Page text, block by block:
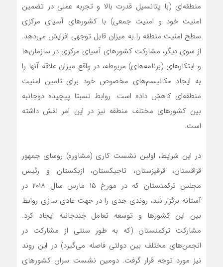
منطقه‌ای (با پتانسیل قدرت بالا و تجربه عملی در تضمین
امنیت خود و امنیت جمعی) با کشورهای آسیای مرکزی
سطح امنیت منطقه را به میزان قابل توجهی افزایش می‌دهد.
از سوی دیگر، مشارکت کشورهای آسیای مرکزی در سازمان‌ها
و ابتکارهای (برنامه‌های) مربوطه، در واقع میزان علاقه آنها را
به ایجاد مکانیسم‌های مخصوص خود برای تامین امنیت
منطقه‌ای کاهش داده است. روابط نسبتا پیچیده دوجانبه
بین کشورهای مختلف منطقه نیز در این امر نقش داشته
است.
در این شرایط، اولین نشست کاری (مشاوره) روسای جمهور
قزاقستان، قرقیزستان، تاجیکستان، ازبکستان و رئیس
مجلس ترکمنستان که در مورخ ۱۵ مارس سال ۲۰۱۸ در
آستانه برگزار شد، روندی جدی را در جهت عادی سازی روابط
بین این کشورها و توسعه تعامل چندجانبه ایجاد کرد.
مشارکت ترکمنستان (که به طور سنتی از مشارکت در
انجمن‌های مختلف بین دولتی فاصله می‌گیرد) در این روند
نیز مورد توجه قرار گرفت. دومین نشست سران کشورهای